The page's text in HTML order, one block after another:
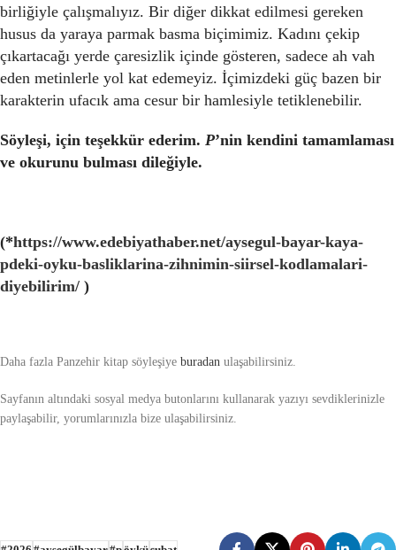
birliğiyle çalışmalıyız. Bir diğer dikkat edilmesi gereken
husus da yaraya parmak basma biçimimiz. Kadını çekip
çıkartacağı yerde çaresizlik içinde gösteren, sadece ah vah
eden metinlerle yol kat edemeyiz. İçimizdeki güç bazen bir
karakterin ufacık ama cesur bir hamlesiyle tetiklenebilir.
Söyleşi, için teşekkür ederim. P’nin kendini tamamlaması
ve okurunu bulması dileğiyle.
(*https://www.edebiyathaber.net/aysegul-bayar-kaya-
pdeki-oyku-basliklarina-zihnimin-siirsel-kodlamalari-
diyebilirim/ )
Daha fazla Panzehir kitap söyleşiye buradan ulaşabilirsiniz.
Sayfanın altındaki sosyal medya butonlarını kullanarak yazıyı sevdiklerinizle
paylaşabilir, yorumlarınızla bize ulaşabilirsiniz.